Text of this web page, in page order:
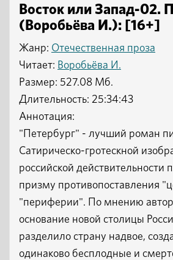
Восток или Запад-02.
(Воробьёва И.): [16+]
Жанр: Отечественная проза
Читает: Воробьёва И.
Размер: 527.08 Мб.
Длительность: 25:34:43
Аннотация:
"Петербург" - лучший роман
Сатирическо-гротескной
российской действительности
призму противопоставления
"периферии". По мнению
основание новой столицы
разделило страну надвое,
одинаково бесплодные и